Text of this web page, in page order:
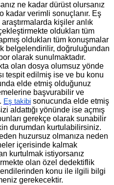
ne kadar dürüst olursanız
kadar verimli sonuçlanır. Eş
kişiler anlık
oldukları tüm
oldukları tüm konuşmalar
belgelendirilir, doğruluğundan
olarak sunulmaktadır.
olan dosya olumsuz yönde
tespit edilmiş ise ve bu konu
elde etmiş olduğunuz
başvurabilir ve
Eş takibi sonucunda elde etmiş
aldattığı yönünde ise açmış
gerekçe olarak sunabilir
durumdan kurtulabilirsiniz.
huzursuz olmanıza neden
içerisinde kalmak
kurtulmak istiyorsanız
olan özel dedektiflik
konu ile ilgili bilgi
gerekecektir.